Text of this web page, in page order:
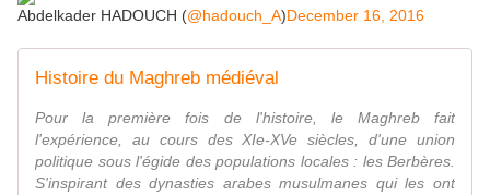
Abdelkader HADOUCH (@hadouch_A)December 16, 2016
Histoire du Maghreb médiéval
Pour la première fois de l'histoire, le Maghreb fait
l'expérience, au cours des XIe-XVe siècles, d'une union
politique sous l'égide des populations locales : les Berbères.
S'inspirant des dynasties arabes musulmanes qui les ont